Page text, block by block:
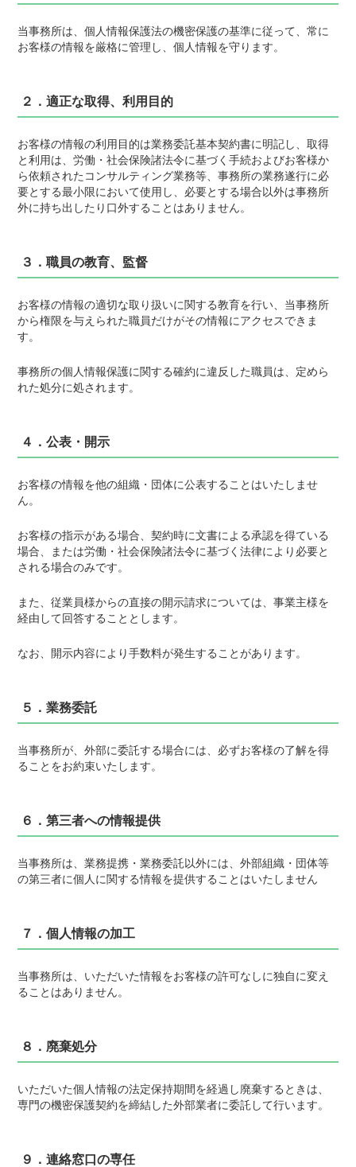
当事務所は、個人情報保護法の機密保護の基準に従って、常に
お客様の情報を厳格に管理し、個人情報を守ります。
２．適正な取得、利用目的
お客様の情報の利用目的は業務委託基本契約書に明記し、取得
と利用は、労働・社会保険諸法令に基づく手続およびお客様か
ら依頼されたコンサルティング業務等、事務所の業務遂行に必
要とする最小限において使用し、必要とする場合以外は事務所
外に持ち出したり口外することはありません。
３．職員の教育、監督
お客様の情報の適切な取り扱いに関する教育を行い、当事務所
から権限を与えられた職員だけがその情報にアクセスできま
す。
事務所の個人情報保護に関する確約に違反した職員は、定めら
れた処分に処されます。
４．公表・開示
お客様の情報を他の組織・団体に公表することはいたしませ
ん。
お客様の指示がある場合、契約時に文書による承認を得ている
場合、または労働・社会保険諸法令に基づく法律により必要と
される場合のみです。
また、従業員様からの直接の開示請求については、事業主様を
経由して回答することとします。
なお、開示内容により手数料が発生することがあります。
５．業務委託
当事務所が、外部に委託する場合には、必ずお客様の了解を得
ることをお約束いたします。
６．第三者への情報提供
当事務所は、業務提携・業務委託以外には、外部組織・団体等
の第三者に個人に関する情報を提供することはいたしません
７．個人情報の加工
当事務所は、いただいた情報をお客様の許可なしに独自に変え
ることはありません。
８．廃棄処分
いただいた個人情報の法定保持期間を経過し廃棄するときは、
専門の機密保護契約を締結した外部業者に委託して行います。
９．連絡窓口の専任